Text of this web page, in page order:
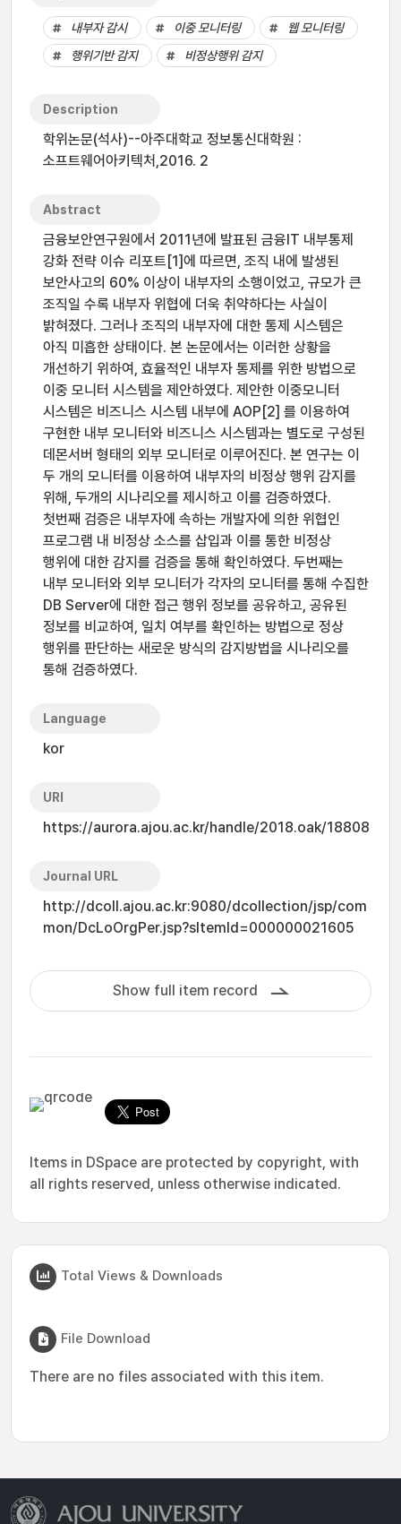
내부자 감시 이중 모니터링
웹 모니터링
행위기반 감지
비정상행위 감지
Description
학위논문(석사)--아주대학교 정보통신대학원 :
소프트웨어아키텍처,2016. 2
Abstract
금융보안연구원에서 2011년에 발표된 금융IT 내부통제
강화 전략 이슈 리포트[1]에 따르면, 조직 내에 발생된
보안사고의 60% 이상이 내부자의 소행이었고, 규모가 큰
조직일 수록 내부자 위협에 더욱 취약하다는 사실이
밝혀졌다. 그러나 조직의 내부자에 대한 통제 시스템은
아직 미흡한 상태이다. 본 논문에서는 이러한 상황을
개선하기 위하여, 효율적인 내부자 통제를 위한 방법으로
이중 모니터 시스템을 제안하였다. 제안한 이중모니터
시스템은 비즈니스 시스템 내부에 AOP[2] 를 이용하여
구현한 내부 모니터와 비즈니스 시스템과는 별도로 구성된
데몬서버 형태의 외부 모니터로 이루어진다. 본 연구는 이
두 개의 모니터를 이용하여 내부자의 비정상 행위 감지를
위해, 두개의 시나리오를 제시하고 이를 검증하였다.
첫번째 검증은 내부자에 속하는 개발자에 의한 위협인
프로그램 내 비정상 소스를 삽입과 이를 통한 비정상
행위에 대한 감지를 검증을 통해 확인하였다. 두번째는
내부 모니터와 외부 모니터가 각자의 모니터를 통해 수집한
DB Server에 대한 접근 행위 정보를 공유하고, 공유된
정보를 비교하여, 일치 여부를 확인하는 방법으로 정상
행위를 판단하는 새로운 방식의 감지방법을 시나리오를
통해 검증하였다.
Language
kor
URI
https://aurora.ajou.ac.kr/handle/2018.oak/18808
Journal URL
http://dcoll.ajou.ac.kr:9080/dcollection/jsp/com
mon/DcLoOrgPer.jsp?sItemId=000000021605
Show full item record
Items in DSpace are protected by copyright, with
all rights reserved, unless otherwise indicated.
Total Views & Downloads
File Download
There are no files associated with this item.